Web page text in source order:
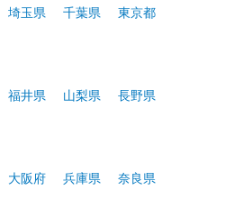
埼玉県 千葉県 東京都
福井県 山梨県 長野県
大阪府 兵庫県 奈良県